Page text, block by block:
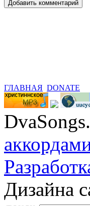
ГЛАВНАЯ DONATE
Дизайна